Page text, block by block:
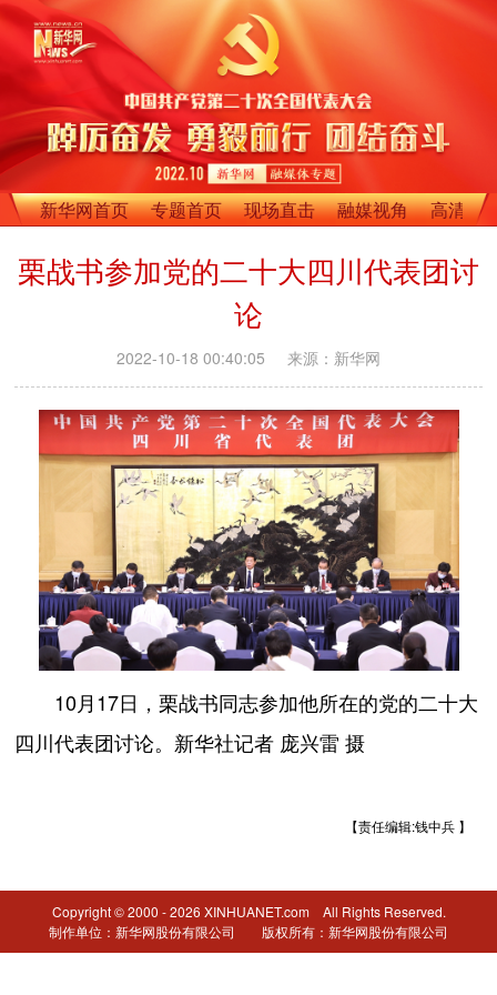
新华网首页 专题首页 现场直击 融媒视角 高清影
栗战书参加党的二十大四川代表团讨
论
2022-10-18 00:40:05 来源：新华网
10月17日，栗战书同志参加他所在的党的二十大
四川代表团讨论。新华社记者 庞兴雷 摄
【责任编辑:钱中兵 】
Copyright © 2000 - 2026 XINHUANET.com All Rights Reserved.
制作单位：新华网股份有限公司 版权所有：新华网股份有限公司